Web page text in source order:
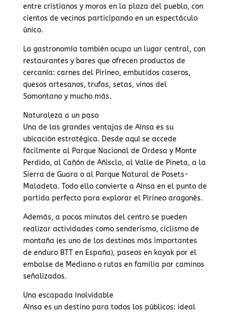
entre cristianos y moros en la plaza del pueblo, con
cientos de vecinos participando en un espectáculo
único.
La gastronomía también ocupa un lugar central, con
restaurantes y bares que ofrecen productos de
cercanía: carnes del Pirineo, embutidos caseros,
quesos artesanos, trufas, setas, vinos del
Somontano y mucho más.
Naturaleza a un paso
Una de las grandes ventajas de Aínsa es su
ubicación estratégica. Desde aquí se accede
fácilmente al Parque Nacional de Ordesa y Monte
Perdido, al Cañón de Añisclo, al Valle de Pineta, a la
Sierra de Guara o al Parque Natural de Posets-
Maladeta. Todo ello convierte a Aínsa en el punto de
partida perfecto para explorar el Pirineo aragonés.
Además, a pocos minutos del centro se pueden
realizar actividades como senderismo, ciclismo de
montaña (es uno de los destinos más importantes
de enduro BTT en España), paseos en kayak por el
embalse de Mediano o rutas en familia por caminos
señalizados.
Una escapada inolvidable
Aínsa es un destino para todos los públicos: ideal